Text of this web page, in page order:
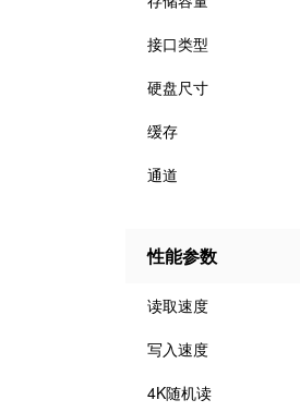
接口类型
硬盘尺寸
缓存
通道
性能参数
读取速度
写入速度
4K随机读